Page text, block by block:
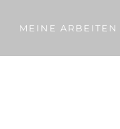
MEINE ARBEITEN